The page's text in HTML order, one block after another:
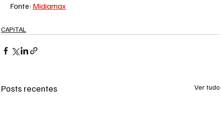
Fonte: Midiamax
CAPITAL
Posts recentes Ver tudo